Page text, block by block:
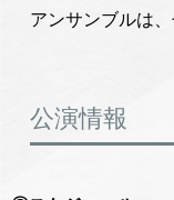
アンサンブルは
公演情報